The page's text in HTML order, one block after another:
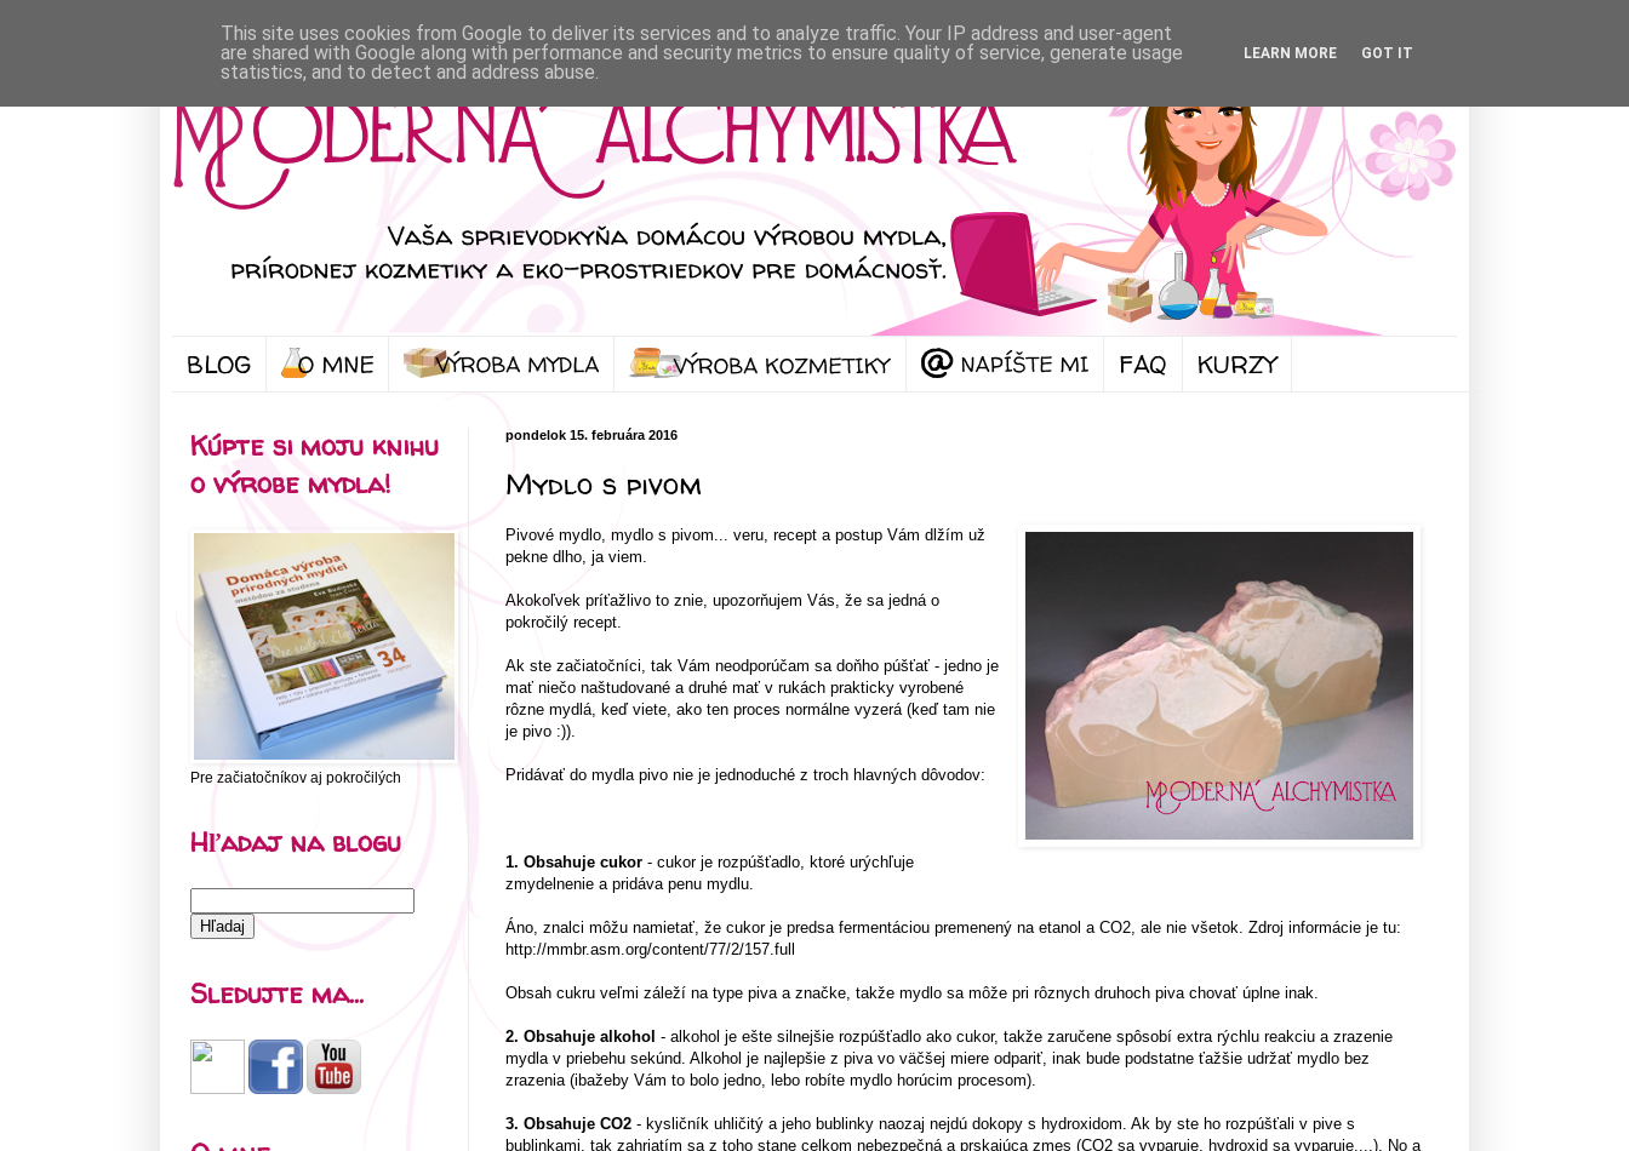
BLOG FAQ KURZY
pondelok 15. februára 2016
Mydlo s pivom
Pivové mydlo, mydlo s pivom... veru, recept a postup Vám dlžím už
pekne dlho, ja viem.
Akokoľvek príťažlivo to znie, upozorňujem Vás, že sa jedná o
pokročilý recept.
Ak ste začiatočníci, tak Vám neodporúčam sa doňho púšťať - jedno je
mať niečo naštudované a druhé mať v rukách prakticky vyrobené
rôzne mydlá, keď viete, ako ten proces normálne vyzerá (keď tam nie
je pivo :)).
Pridávať do mydla pivo nie je jednoduché z troch hlavných dôvodov:
1. Obsahuje cukor - cukor je rozpúšťadlo, ktoré urýchľuje
zmydelnenie a pridáva penu mydlu.
Áno, znalci môžu namietať, že cukor je predsa fermentáciou premenený na etanol a CO2, ale nie všetok. Zdroj informácie je tu:
http://mmbr.asm.org/content/77/2/157.full
Obsah cukru veľmi záleží na type piva a značke, takže mydlo sa môže pri rôznych druhoch piva chovať úplne inak.
2. Obsahuje alkohol - alkohol je ešte silnejšie rozpúšťadlo ako cukor, takže zaručene spôsobí extra rýchlu reakciu a zrazenie
mydla v priebehu sekúnd. Alkohol je najlepšie z piva vo väčšej miere odpariť, inak bude podstatne ťažšie udržať mydlo bez
zrazenia (ibažeby Vám to bolo jedno, lebo robíte mydlo horúcim procesom).
3. Obsahuje CO2 - kysličník uhličitý a jeho bublinky naozaj nejdú dokopy s hydroxidom. Ak by ste ho rozpúšťali v pive s
bublinkami, tak zahriatím sa z toho stane celkom nebezpečná a prskajúca zmes (CO2 sa vyparuje, hydroxid sa vyparuje....). No a
Kúpte si moju knihu
o výrobe mydla!
Pre začiatočníkov aj pokročilých
Hľadaj na blogu
Sledujte ma...
This site uses cookies from Google to deliver its services and to analyze traffic. Your IP address and user-agent
are shared with Google along with performance and security metrics to ensure quality of service, generate usage
statistics, and to detect and address abuse.
LEARN MORE GOT IT